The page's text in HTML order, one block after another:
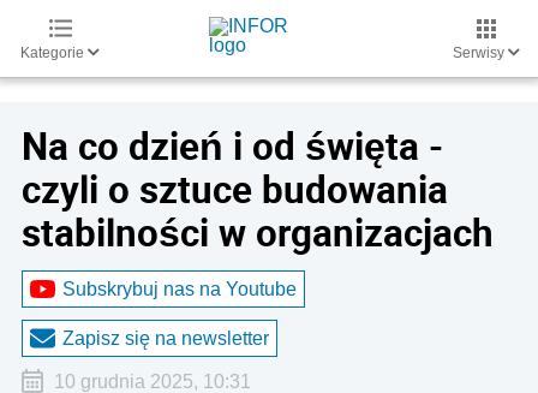
Kategorie Serwisy
Na co dzień i od święta -
czyli o sztuce budowania
stabilności w organizacjach
Subskrybuj nas na Youtube
Zapisz się na newsletter
10 grudnia 2025, 10:31